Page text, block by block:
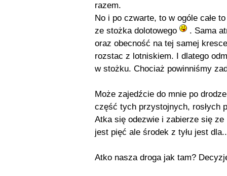
razem.
No i po czwarte, to w ogóle całe
ze stożka dolotowego
. Sama
oraz obecność na tej samej
rozstac z lotniskiem. I dlatego
w stożku. Chociaż powinniśmy
Może zajedźcie do mnie po
część tych przystojnych, rosłych
Atka się odezwie i zabierze się
jest pięć ale środek z tyłu jest
Atko nasza droga jak tam?